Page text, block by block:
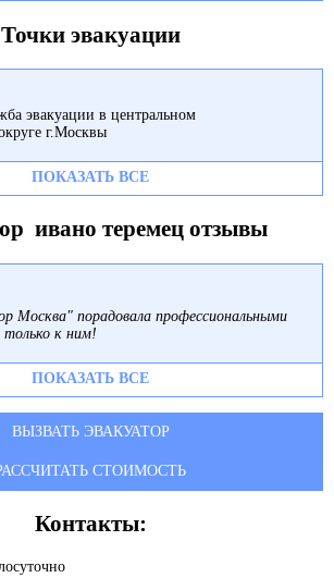
Точки эвакуации
эвакуации в центральном
г.Москвы
ПОКАЗАТЬ ВСЕ
ивано теремец отзывы
Москва" порадовала профессиональными
только к ним!
ПОКАЗАТЬ ВСЕ
ВЫЗВАТЬ ЭВАКУАТОР
СТОИМОСТЬ
Контакты: